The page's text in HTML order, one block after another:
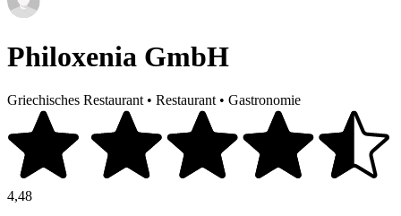
Philoxenia GmbH
Griechisches Restaurant • Restaurant • Gastronomie
4,48